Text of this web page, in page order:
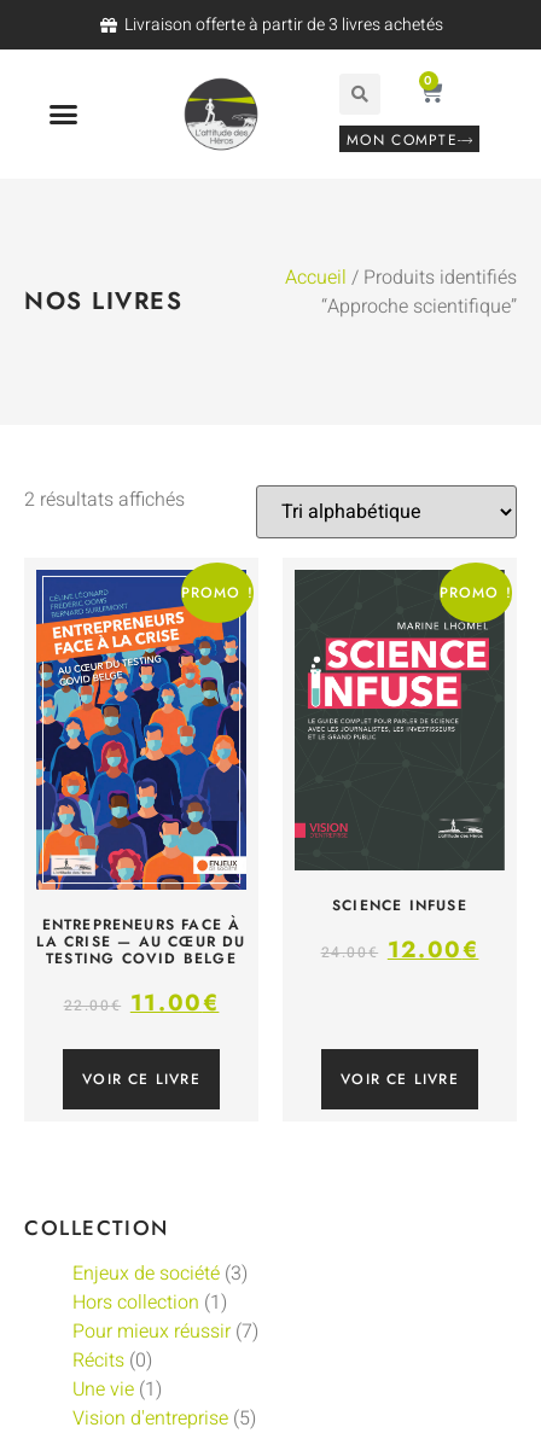
Livraison offerte à partir de 3 livres achetés
0
MON COMPTE
NOS LIVRES
Accueil / Produits identifiés
“Approche scientifique”
COLLECTION
Enjeux de société (3)
Hors collection (1)
Pour mieux réussir (7)
Récits (0)
Une vie (1)
Vision d'entreprise (5)
2 résultats affichés
PROMO !
ENTREPRENEURS FACE À
LA CRISE — AU CŒUR DU
TESTING COVID BELGE
22.00€ 11.00€
VOIR CE LIVRE
PROMO !
SCIENCE INFUSE
24.00€ 12.00€
VOIR CE LIVRE